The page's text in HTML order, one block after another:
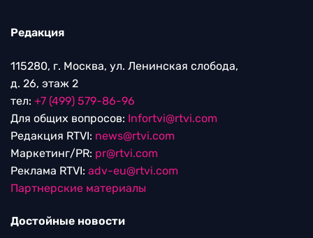
Редакция
115280, г. Москва, ул. Ленинская слобода,
д. 26, этаж 2
тел: +7 (499) 579-86-96
Для общих вопросов: Infortvi@rtvi.com
Редакция RTVI: news@rtvi.com
Маркетинг/PR: pr@rtvi.com
Реклама RTVI: adv-eu@rtvi.com
Партнерские материалы
Достойные новости